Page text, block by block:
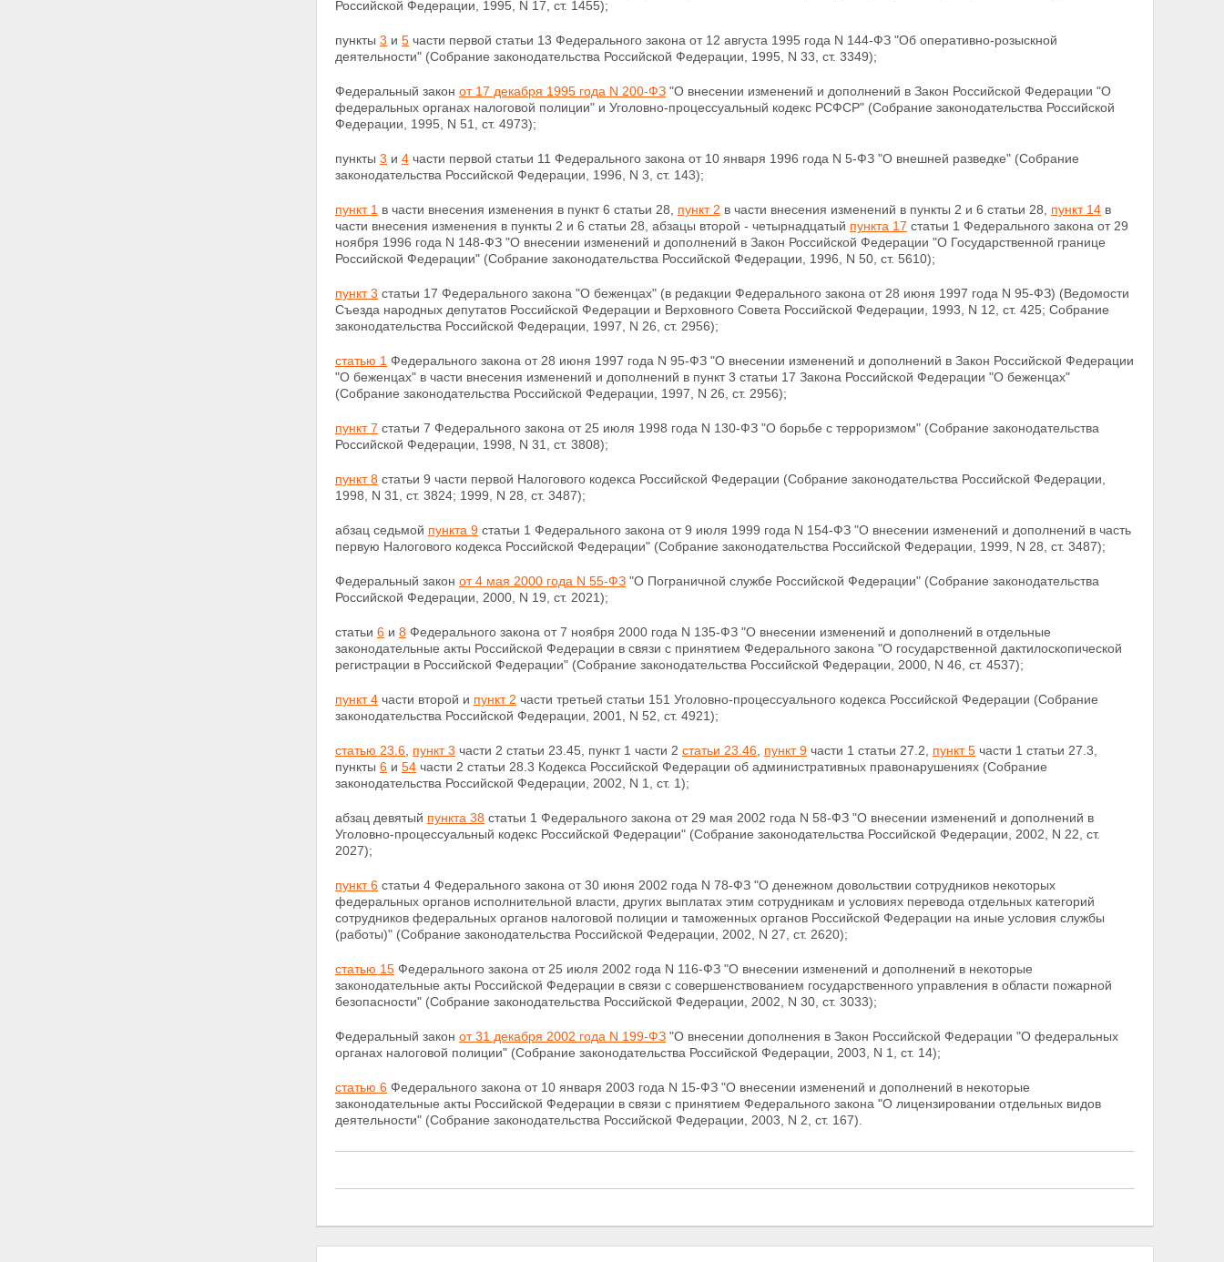
Российской Федерации, 1995, N 17, ст. 1455);
пункты 3 и 5 части первой статьи 13 Федерального закона от 12 августа 1995 года N 144-ФЗ "Об оперативно-розыскной
деятельности" (Собрание законодательства Российской Федерации, 1995, N 33, ст. 3349);
Федеральный закон от 17 декабря 1995 года N 200-ФЗ "О внесении изменений и дополнений в Закон Российской Федерации "О
федеральных органах налоговой полиции" и Уголовно-процессуальный кодекс РСФСР" (Собрание законодательства Российской
Федерации, 1995, N 51, ст. 4973);
пункты 3 и 4 части первой статьи 11 Федерального закона от 10 января 1996 года N 5-ФЗ "О внешней разведке" (Собрание
законодательства Российской Федерации, 1996, N 3, ст. 143);
пункт 1 в части внесения изменения в пункт 6 статьи 28, пункт 2 в части внесения изменений в пункты 2 и 6 статьи 28, пункт 14 в
части внесения изменения в пункты 2 и 6 статьи 28, абзацы второй - четырнадцатый пункта 17 статьи 1 Федерального закона от 29
ноября 1996 года N 148-ФЗ "О внесении изменений и дополнений в Закон Российской Федерации "О Государственной границе
Российской Федерации" (Собрание законодательства Российской Федерации, 1996, N 50, ст. 5610);
пункт 3 статьи 17 Федерального закона "О беженцах" (в редакции Федерального закона от 28 июня 1997 года N 95-ФЗ) (Ведомости
Съезда народных депутатов Российской Федерации и Верховного Совета Российской Федерации, 1993, N 12, ст. 425; Собрание
законодательства Российской Федерации, 1997, N 26, ст. 2956);
статью 1 Федерального закона от 28 июня 1997 года N 95-ФЗ "О внесении изменений и дополнений в Закон Российской Федерации
"О беженцах" в части внесения изменений и дополнений в пункт 3 статьи 17 Закона Российской Федерации "О беженцах"
(Собрание законодательства Российской Федерации, 1997, N 26, ст. 2956);
пункт 7 статьи 7 Федерального закона от 25 июля 1998 года N 130-ФЗ "О борьбе с терроризмом" (Собрание законодательства
Российской Федерации, 1998, N 31, ст. 3808);
пункт 8 статьи 9 части первой Налогового кодекса Российской Федерации (Собрание законодательства Российской Федерации,
1998, N 31, ст. 3824; 1999, N 28, ст. 3487);
абзац седьмой пункта 9 статьи 1 Федерального закона от 9 июля 1999 года N 154-ФЗ "О внесении изменений и дополнений в часть
первую Налогового кодекса Российской Федерации" (Собрание законодательства Российской Федерации, 1999, N 28, ст. 3487);
Федеральный закон от 4 мая 2000 года N 55-ФЗ "О Пограничной службе Российской Федерации" (Собрание законодательства
Российской Федерации, 2000, N 19, ст. 2021);
статьи 6 и 8 Федерального закона от 7 ноября 2000 года N 135-ФЗ "О внесении изменений и дополнений в отдельные
законодательные акты Российской Федерации в связи с принятием Федерального закона "О государственной дактилоскопической
регистрации в Российской Федерации" (Собрание законодательства Российской Федерации, 2000, N 46, ст. 4537);
пункт 4 части второй и пункт 2 части третьей статьи 151 Уголовно-процессуального кодекса Российской Федерации (Собрание
законодательства Российской Федерации, 2001, N 52, ст. 4921);
статью 23.6 пункт 3 части 2 статьи 23.45, пункт 1 части 2 статьи 23.46 пункт 9 части 1 статьи 27.2, пункт 5 части 1 статьи 27.3,
пункты 6 и 54 части 2 статьи 28.3 Кодекса Российской Федерации об административных правонарушениях (Собрание
законодательства Российской Федерации, 2002, N 1, ст. 1);
абзац девятый пункта 38 статьи 1 Федерального закона от 29 мая 2002 года N 58-ФЗ "О внесении изменений и дополнений в
Уголовно-процессуальный кодекс Российской Федерации" (Собрание законодательства Российской Федерации, 2002, N 22, ст.
2027);
пункт 6 статьи 4 Федерального закона от 30 июня 2002 года N 78-ФЗ "О денежном довольствии сотрудников некоторых
федеральных органов исполнительной власти, других выплатах этим сотрудникам и условиях перевода отдельных категорий
сотрудников федеральных органов налоговой полиции и таможенных органов Российской Федерации на иные условия службы
(работы)" (Собрание законодательства Российской Федерации, 2002, N 27, ст. 2620);
статью 15 Федерального закона от 25 июля 2002 года N 116-ФЗ "О внесении изменений и дополнений в некоторые
законодательные акты Российской Федерации в связи с совершенствованием государственного управления в области пожарной
безопасности" (Собрание законодательства Российской Федерации, 2002, N 30, ст. 3033);
Федеральный закон от 31 декабря 2002 года N 199-ФЗ "О внесении дополнения в Закон Российской Федерации "О федеральных
органах налоговой полиции" (Собрание законодательства Российской Федерации, 2003, N 1, ст. 14);
статью 6 Федерального закона от 10 января 2003 года N 15-ФЗ "О внесении изменений и дополнений в некоторые
законодательные акты Российской Федерации в связи с принятием Федерального закона "О лицензировании отдельных видов
деятельности" (Собрание законодательства Российской Федерации, 2003, N 2, ст. 167).